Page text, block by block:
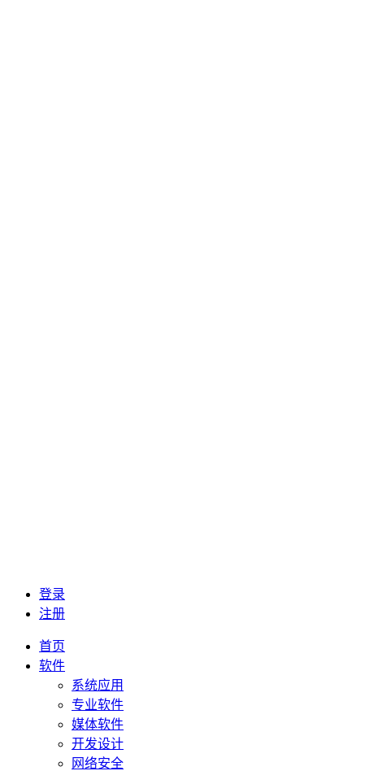
登录
注册
首页
软件
系统应用
专业软件
媒体软件
开发设计
网络安全